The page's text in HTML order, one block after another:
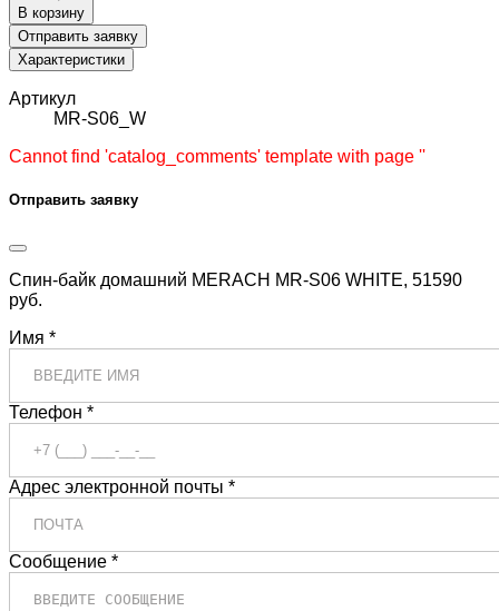
В корзину
Отправить заявку
Характеристики
Артикул
MR-S06_W
Cannot find 'catalog_comments' template with page ''
Отправить заявку
Спин-байк домашний MERACH MR-S06 WHITE, 51590
руб.
Имя *
Телефон *
Адрес электронной почты *
Сообщение *